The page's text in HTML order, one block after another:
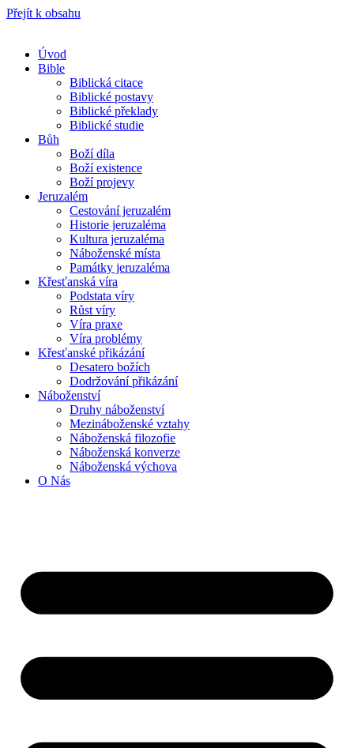
Přejít k obsahu
Úvod
Bible
Biblická citace
Biblické postavy
Biblické překlady
Biblické studie
Bůh
Boží díla
Boží existence
Boží projevy
Jeruzalém
Cestování jeruzalém
Historie jeruzaléma
Kultura jeruzaléma
Náboženské místa
Památky jeruzaléma
Křesťanská víra
Podstata víry
Růst víry
Víra praxe
Víra problémy
Křesťanské přikázání
Desatero božích
Dodržování přikázání
Náboženství
Druhy náboženství
Mezináboženské vztahy
Náboženská filozofie
Náboženská konverze
Náboženská výchova
O Nás